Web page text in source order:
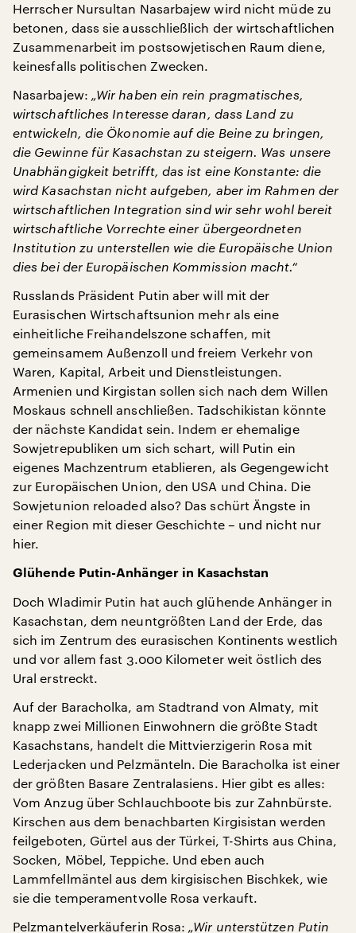
Herrscher Nursultan Nasarbajew wird nicht müde zu
betonen, dass sie ausschließlich der wirtschaftlichen
Zusammenarbeit im postsowjetischen Raum diene,
keinesfalls politischen Zwecken.
Nasarbajew: „Wir haben ein rein pragmatisches,
wirtschaftliches Interesse daran, dass Land zu
entwickeln, die Ökonomie auf die Beine zu bringen,
die Gewinne für Kasachstan zu steigern. Was unsere
Unabhängigkeit betrifft, das ist eine Konstante: die
wird Kasachstan nicht aufgeben, aber im Rahmen der
wirtschaftlichen Integration sind wir sehr wohl bereit
wirtschaftliche Vorrechte einer übergeordneten
Institution zu unterstellen wie die Europäische Union
dies bei der Europäischen Kommission macht.“
Russlands Präsident Putin aber will mit der
Eurasischen Wirtschaftsunion mehr als eine
einheitliche Freihandelszone schaffen, mit
gemeinsamem Außenzoll und freiem Verkehr von
Waren, Kapital, Arbeit und Dienstleistungen.
Armenien und Kirgistan sollen sich nach dem Willen
Moskaus schnell anschließen. Tadschikistan könnte
der nächste Kandidat sein. Indem er ehemalige
Sowjetrepubliken um sich schart, will Putin ein
eigenes Machzentrum etablieren, als Gegengewicht
zur Europäischen Union, den USA und China. Die
Sowjetunion reloaded also? Das schürt Ängste in
einer Region mit dieser Geschichte – und nicht nur
hier.
Glühende Putin-Anhänger in Kasachstan
Doch Wladimir Putin hat auch glühende Anhänger in
Kasachstan, dem neuntgrößten Land der Erde, das
sich im Zentrum des eurasischen Kontinents westlich
und vor allem fast 3.000 Kilometer weit östlich des
Ural erstreckt.
Auf der Baracholka, am Stadtrand von Almaty, mit
knapp zwei Millionen Einwohnern die größte Stadt
Kasachstans, handelt die Mittvierzigerin Rosa mit
Lederjacken und Pelzmänteln. Die Baracholka ist einer
der größten Basare Zentralasiens. Hier gibt es alles:
Vom Anzug über Schlauchboote bis zur Zahnbürste.
Kirschen aus dem benachbarten Kirgisistan werden
feilgeboten, Gürtel aus der Türkei, T-Shirts aus China,
Socken, Möbel, Teppiche. Und eben auch
Lammfellmäntel aus dem kirgisischen Bischkek, wie
sie die temperamentvolle Rosa verkauft.
Pelzmantelverkäuferin Rosa: „Wir unterstützen Putin